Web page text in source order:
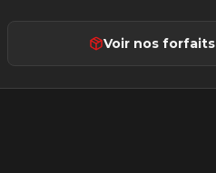
Voir nos forfaits